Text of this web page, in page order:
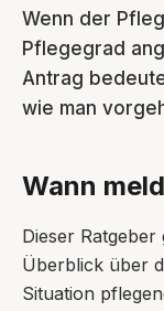
Wenn der
Pflegegrad
Antrag
wie man
Wann
Dieser
Überblick über
Situation